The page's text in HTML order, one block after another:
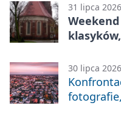
31 lipca 2026
Weekend
30 lipca 2026